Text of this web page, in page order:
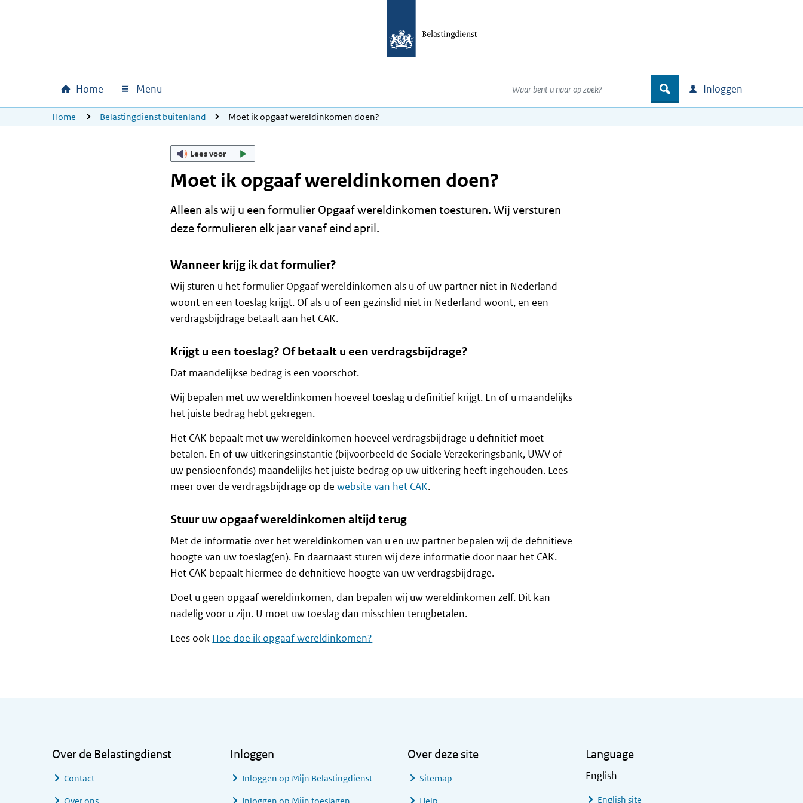
Hoofdnavigatie
Home Menu
Waar bent u naar op zoek?
zoek Inloggen
U bevindt zich hier:
Home Belastingdienst buitenland Moet ik opgaaf wereldinkomen doen?
Lees voor
Moet ik opgaaf wereldinkomen doen?
Alleen als wij u een formulier Opgaaf wereldinkomen toesturen. Wij versturen
deze formulieren elk jaar vanaf eind april.
Wanneer krijg ik dat formulier?
Wij sturen u het formulier Opgaaf wereldinkomen als u of uw partner niet in Nederland
woont en een toeslag krijgt. Of als u of een gezinslid niet in Nederland woont, en een
verdragsbijdrage betaalt aan het CAK.
Krijgt u een toeslag? Of betaalt u een verdragsbijdrage?
Dat maandelijkse bedrag is een voorschot.
Wij bepalen met uw wereldinkomen hoeveel toeslag u definitief krijgt. En of u maandelijks
het juiste bedrag hebt gekregen.
Het CAK bepaalt met uw wereldinkomen hoeveel verdragsbijdrage u definitief moet
betalen. En of uw uitkeringsinstantie (bijvoorbeeld de Sociale Verzekeringsbank, UWV of
uw pensioenfonds) maandelijks het juiste bedrag op uw uitkering heeft ingehouden. Lees
meer over de verdragsbijdrage op dewebsite van het CAK.
Stuur uw opgaaf wereldinkomen altijd terug
Met de informatie over het wereldinkomen van u en uw partner bepalen wij de definitieve
hoogte van uw toeslag(en). En daarnaast sturen wij deze informatie door naar het CAK.
Het CAK bepaalt hiermee de definitieve hoogte van uw verdragsbijdrage.
Doet u geen opgaaf wereldinkomen, dan bepalen wij uw wereldinkomen zelf. Dit kan
nadelig voor u zijn. U moet uw toeslag dan misschien terugbetalen.
Lees ook Hoe doe ik opgaaf wereldinkomen?
Over de Belastingdienst
Contact
Inloggen
Inloggen op Mijn Belastingdienst
Over deze site
Sitemap
Language
English
English site